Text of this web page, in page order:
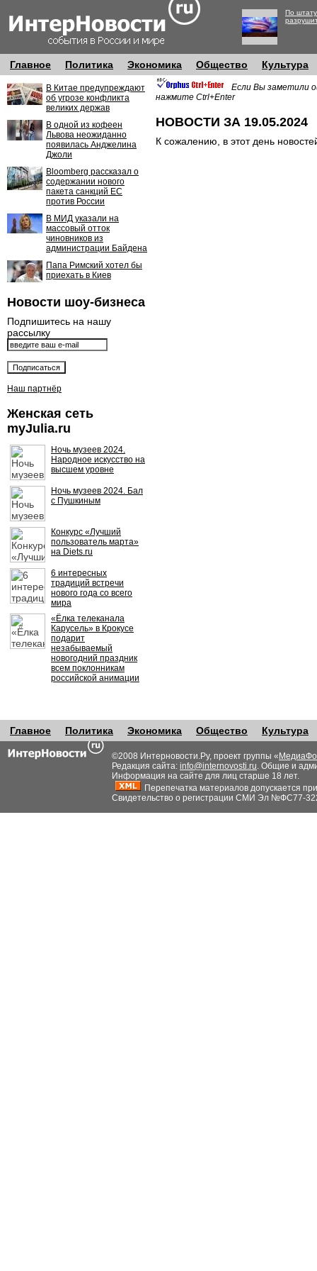
По
Главное Политика Экономика Общество Культура
В Китае предупреждают
об угрозе конфликта
великих держав
В одной из кофеен
Львова неожиданно
появилась Анджелина
Джоли
Bloomberg рассказал о
содержании нового
пакета санкций ЕС
против России
В МИД указали на
массовый отток
чиновников из
администрации Байдена
Папа Римский хотел бы
приехать в Киев
Новости шоу-бизнеса
Подпишитесь на нашу
рассылку
Наш партнёр
Женская сеть
myJulia.ru
Ночь музеев 2024.
Народное искусство на
высшем уровне
Ночь музеев 2024. Бал
с Пушкиным
Конкурс «Лучший
пользователь марта»
на Diets.ru
6 интересных
традиций встречи
нового года со всего
мира
«Ёлка телеканала
Карусель» в Крокусе
подарит
незабываемый
новогодний праздник
всем поклонникам
российской анимации
Если Вы заметили
нажмите Ctrl+Enter
НОВОСТИ ЗА 19.05.2024
К сожалению, в этот день
Главное Политика Экономика Общество Культура
©2008 Интерновости.Ру, проект группы «
Редакция сайта: info@internovosti.ru. Общие и
Информация на сайте для лиц старше 18 лет.
Перепечатка материалов допускается
Свидетельство о регистрации СМИ Эл №ФС77-